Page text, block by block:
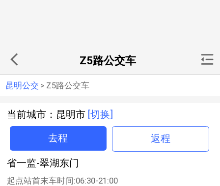
Z5路公交车
昆明公交 > Z5路公交车
当前城市：昆明市 [切换]
去程 返程
省一监-翠湖东门
起点站首末车时间:06:30-21:00